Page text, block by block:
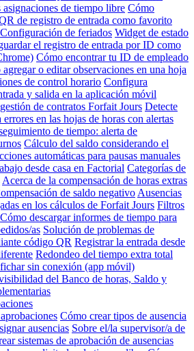
de tiempo libre Cómo
de registro de entrada como favorito
Configuración de feriados Widget de estado
el registro de entrada por ID como
Cómo encontrar tu ID de empleado
o editar observaciones en una hoja
de control horario Configura
y salida en la aplicación móvil
de contratos Forfait Jours Detecte
en las hojas de horas con alertas
de tiempo: alerta de
Cálculo del saldo considerando el
automáticas para pausas manuales
desde casa en Factorial Categorías de
Acerca de la compensación de horas extras
de saldo negativo Ausencias
en los cálculos de Forfait Jours Filtros
Cómo descargar informes de tiempo para
as Solución de problemas de
código QR Registrar la entrada desde
Redondeo del tiempo extra total
sin conexión (app móvil)
del Banco de horas, Saldo y
Cómo crear tipos de ausencia
ausencias Sobre el/la supervisor/a de
sistemas de aprobación de ausencias